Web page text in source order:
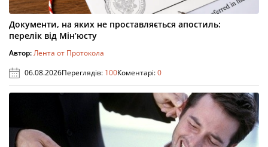
Документи, на яких не проставляється апостиль:
перелік від Мін’юсту
Автор:Лента от Протокола
06.08.2026Переглядів: 100Коментарі:0